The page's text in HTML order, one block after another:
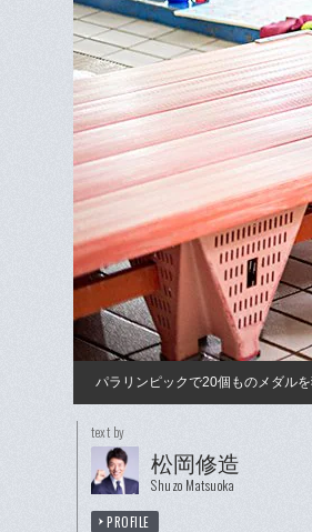
パラリンピックで20個ものメダル
text by
松岡修造
Shuzo Matsuoka
PROFILE